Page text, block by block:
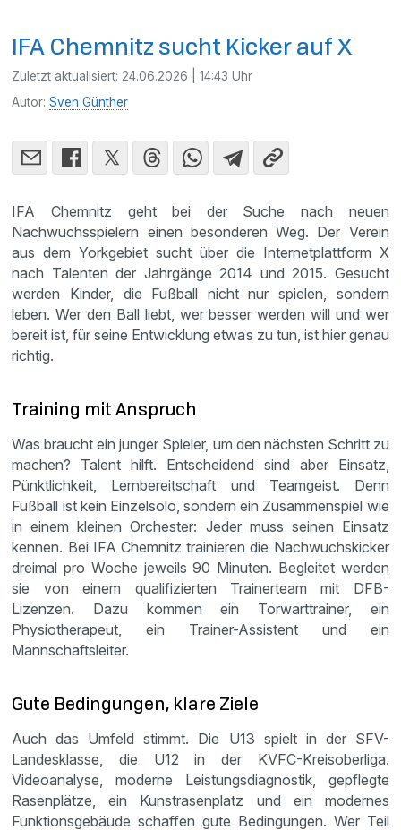
IFA Chemnitz sucht Kicker auf X
Zuletzt aktualisiert: 24.06.2026 | 14:43 Uhr
Autor:Sven Günther
IFA Chemnitz geht bei der Suche nach neuen
Nachwuchsspielern einen besonderen Weg. Der Verein
aus dem Yorkgebiet sucht über die Internetplattform X
nach Talenten der Jahrgänge 2014 und 2015. Gesucht
werden Kinder, die Fußball nicht nur spielen, sondern
leben. Wer den Ball liebt, wer besser werden will und wer
bereit ist, für seine Entwicklung etwas zu tun, ist hier genau
richtig.
Training mit Anspruch
Was braucht ein junger Spieler, um den nächsten Schritt zu
machen? Talent hilft. Entscheidend sind aber Einsatz,
Pünktlichkeit, Lernbereitschaft und Teamgeist. Denn
Fußball ist kein Einzelsolo, sondern ein Zusammenspiel wie
in einem kleinen Orchester: Jeder muss seinen Einsatz
kennen. Bei IFA Chemnitz trainieren die Nachwuchskicker
dreimal pro Woche jeweils 90 Minuten. Begleitet werden
sie von einem qualifizierten Trainerteam mit DFB-
Lizenzen. Dazu kommen ein Torwarttrainer, ein
Physiotherapeut, ein Trainer-Assistent und ein
Mannschaftsleiter.
Gute Bedingungen, klare Ziele
Auch das Umfeld stimmt. Die U13 spielt in der SFV-
Landesklasse, die U12 in der KVFC-Kreisoberliga.
Videoanalyse, moderne Leistungsdiagnostik, gepflegte
Rasenplätze, ein Kunstrasenplatz und ein modernes
Funktionsgebäude schaffen gute Bedingungen. Wer Teil